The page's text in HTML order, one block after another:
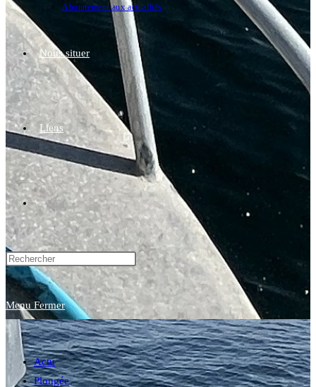
Abonnement aux actualités
Nous situer
Liens
Toggle
website
search
Menu Fermer
Actu
Plongée